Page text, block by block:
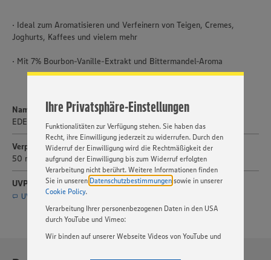
Ihre Privatsphäre-Einstellungen
ein bestmögliches Nutzungserlebnis unserer Website zu
ermöglichen. Wir verwenden Ihre Daten, um unsere
Inhalte anzubieten. Ihre Einwilligung in die Nutzung von
Cookies und anderer Technologien ist freiwillig und kann
„EINSTELLUNGEN ÄNDERN”. Bitte beachten Sie, dass auf
Basis Ihrer Einstellungen ggf. nicht mehr alle
Funktionalitäten zur Verfügung stehen. Sie haben das
Recht, ihre Einwilligung jederzeit zu widerrufen. Durch den
Widerruf der Einwilligung wird die Rechtmäßigkeit der
aufgrund der Einwilligung bis zum Widerruf erfolgten
Verarbeitung nicht berührt. Weitere Informationen finden
Sie in unseren Datenschutzbestimmungen sowie in unserer
Cookie Policy.
Verarbeitung Ihrer personenbezogenen Daten in den USA
durch YouTube und Vimeo:
Wir binden auf unserer Webseite Videos von YouTube und
Einstellungen bezüglich YouTube und Vimeo zu ändern,
· Ideal zum Aromatisieren und Verfeinern von Teigen, Cremes,
Joghurts, Kaffees und vielem mehr
· Mit 7% Bourbon-Vanille-Extrakt und Bittermandel-Aroma
Name
EDEKA Herzstücke Vanille-Kipferl Flavour
Verpackungsgröße
50 ml
UVP
UVP per E-Mail anfragen (Service nur für Journalisten)